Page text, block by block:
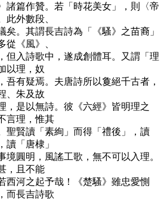
諸篇作贊。若「時花美女」，則〈帝
此外數段、
矣。其謂長吉詩為「《騷》之苗裔」
從《風》、
但入詩歌中，遂成創體耳。又謂「理
以理，奴
吾有疑焉。夫唐詩所以敻絕千古者，
、朱及故
，是以無詩。彼《六經》皆明理之
言理，惟其
聖賢讀「素絢」而得「禮後」，讀
讀「唐棣」
境圓明，風謠工歌，無不可以入理。
，且不能
西河之起予哉！《楚騷》雖忠愛惻
而長吉詩歌